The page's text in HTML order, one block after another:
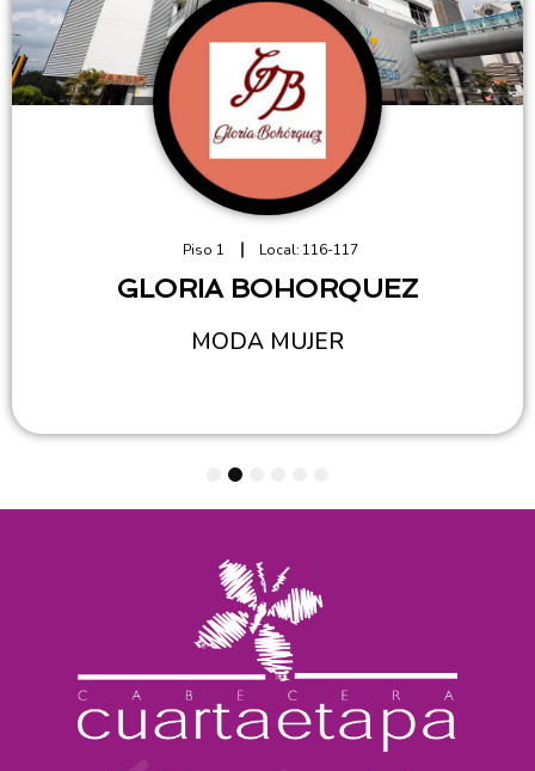
Piso 1 Local: 116-117
GLORIA BOHORQUEZ
MODA MUJER
5